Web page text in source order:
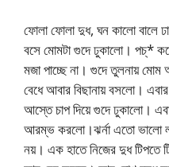
ফোলা ফোলা দুধ, ঘন কালো বালে
বসে মোমটা গুদে ঢুকালো। পচ্*
মজা পাচ্ছে না। গুদে তুলনায়
বেধে আবার বিছানায় বসলো।
আস্তে চাপ দিয়ে গুদে ঢুকালো।
আরম্ভ করলো।ঝর্না এতো ভালো
নয়। এক হাতে নিজের দুধ টিপতে